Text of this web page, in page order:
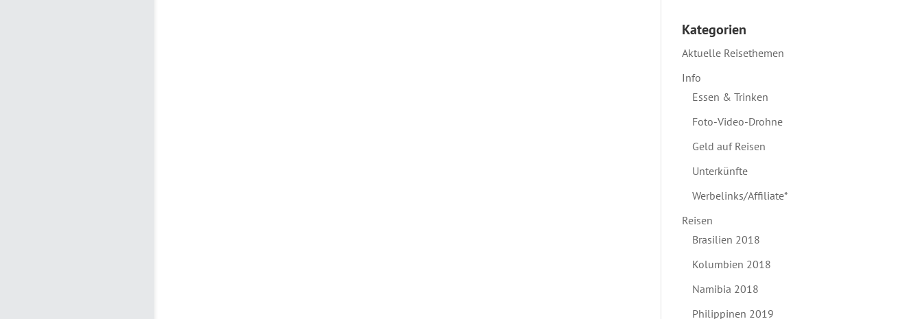
Kategorien
Aktuelle Reisethemen
Info
Essen & Trinken
Foto-Video-Drohne
Geld auf Reisen
Unterkünfte
Werbelinks/Affiliate*
Reisen
Brasilien 2018
Kolumbien 2018
Namibia 2018
Philippinen 2019